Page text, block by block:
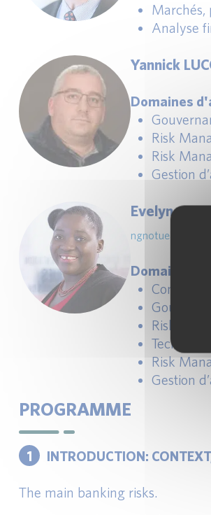
Marchés,
Analyse
Yannick
Domaines
Risk
Risk
Gestion
Evelyne
Domaine
Risk
Risk
Gestion
PROGRAMME
1 INTRODUCTION:
The main banking risks.